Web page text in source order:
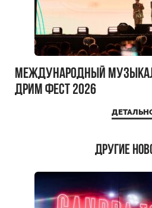
Международный
ДРИМ ФЕСТ 2026
Другие